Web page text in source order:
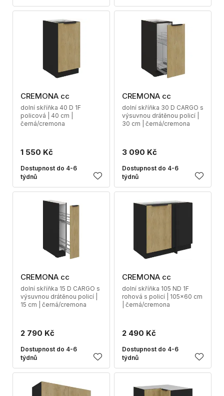
CREMONA cc
dolní skříňka 40 D 1F
policová | 40 cm |
černá/cremona
1 550 Kč
Dostupnost do 4-6
týdnů
CREMONA cc
dolní skříňka 30 D CARGO s
výsuvnou drátěnou policí |
30 cm | černá/cremona
3 090 Kč
Dostupnost do 4-6
týdnů
CREMONA cc
dolní skříňka 15 D CARGO s
výsuvnou drátěnou policí |
15 cm | černá/cremona
2 790 Kč
Dostupnost do 4-6
týdnů
CREMONA cc
dolní skříňka 105 ND 1F
rohová s policí | 105x60 cm
| černá/cremona
2 490 Kč
Dostupnost do 4-6
týdnů